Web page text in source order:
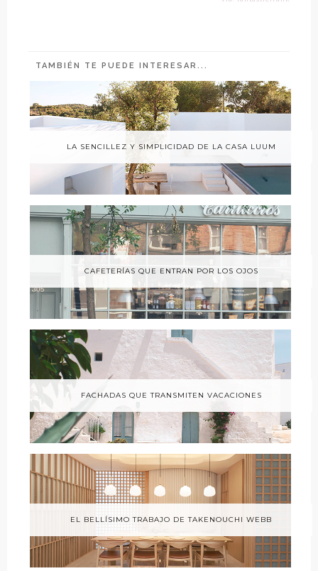
TAMBIÉN TE PUEDE INTERESAR...
LA SENCILLEZ Y SIMPLICIDAD DE LA CASA LUUM
CAFETERÍAS QUE ENTRAN POR LOS OJOS
FACHADAS QUE TRANSMITEN VACACIONES
EL BELLÍSIMO TRABAJO DE TAKENOUCHI WEBB